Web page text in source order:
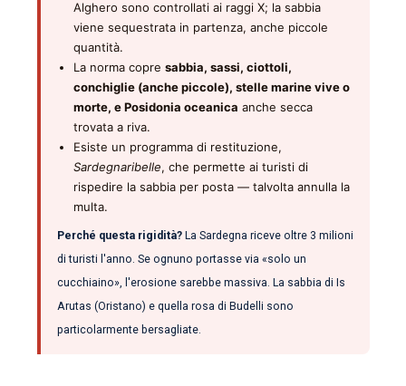
Alghero sono controllati ai raggi X; la sabbia
viene sequestrata in partenza, anche piccole
quantità.
La norma copre sabbia, sassi, ciottoli,
conchiglie (anche piccole), stelle marine vive o
morte, e Posidonia oceanica anche secca
trovata a riva.
Esiste un programma di restituzione,
Sardegnaribelle, che permette ai turisti di
rispedire la sabbia per posta — talvolta annulla la
multa.
Perché questa rigidità?La Sardegna riceve oltre 3 milioni
di turisti l'anno. Se ognuno portasse via «solo un
cucchiaino», l'erosione sarebbe massiva. La sabbia di Is
Arutas (Oristano) e quella rosa di Budelli sono
particolarmente bersagliate.